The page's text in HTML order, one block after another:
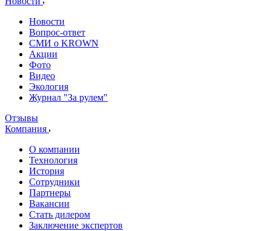
Новости
Вопрос-ответ
СМИ о KROWN
Акции
Фото
Видео
Экология
Журнал "За рулем"
Отзывы
Компания
О компании
Технология
История
Сотрудники
Партнеры
Вакансии
Стать дилером
Заключение экспертов